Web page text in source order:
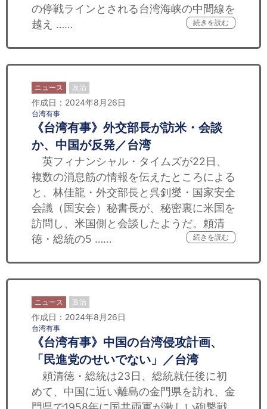
の停戦ラインとされる台湾海峡の中間線を
越え ……
続きを読む
ニュース 政治
作成日：2024年8月26日
台湾有事
《台湾有事》外交部長が訪米・会談
か、中国が反発／台湾
英フィナンシャル・タイムズが22日、
複数の消息筋の情報を伝えたところによる
と、林佳龍・外交部長と呉釗燮・国家安全
会議（国安会）秘書長が、秘密裏に米国を
訪問し、米国側と会談したようだ。頼清
徳・総統の5 ……
続きを読む
ニュース 政治
作成日：2024年8月26日
台湾有事
《台湾有事》中国の台湾侵攻計画、
「民進党のせいでない」／台湾
頼清徳・総統は23日、総統就任後に初
めて、中国に近い離島の金門県を訪れ、金